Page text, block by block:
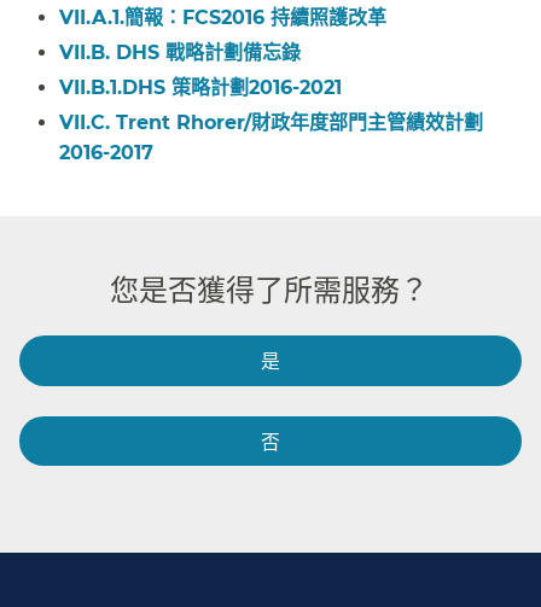
VII.A.1.簡報：FCS2016 持續照護改革​​
VII.B. DHS 戰略計劃備忘錄​​
VII.B.1.DHS 策略計劃2016-2021​​
VII.C. Trent Rhorer/財政年度部門主管績效計劃
2016-2017​​
您是否獲得了所需服務？​​
是​​
否​​